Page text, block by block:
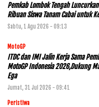
Pemkab Lombok Tengah
Ribuan Siswa Tanam Cabai untuk
Sabtu, 1 Agu 2026 - 09:13
MotoGP
ITDC dan IMI Jalin Kerja Sama
MotoGP Indonesia 2026,Dukung
Ega
Jumat, 31 Jul 2026 - 09:41
Peristiwa